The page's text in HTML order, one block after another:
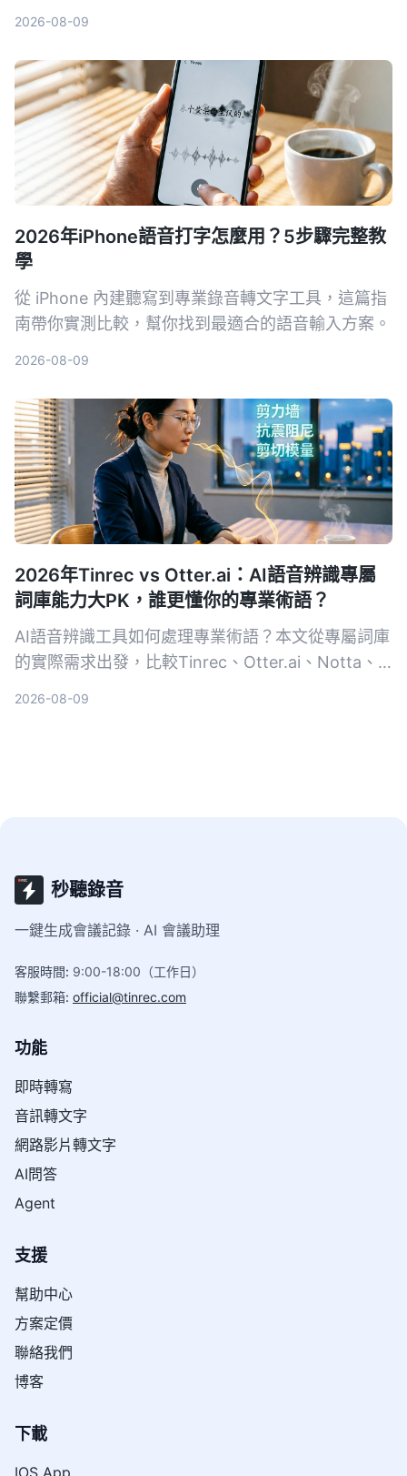
2026-08-09
2026年iPhone語音打字怎麼用？5步驟完整教
學
從 iPhone 內建聽寫到專業錄音轉文字工具，這篇指
南帶你實測比較，幫你找到最適合的語音輸入方案。
2026-08-09
2026年Tinrec vs Otter.ai：AI語音辨識專屬
詞庫能力大PK，誰更懂你的專業術語？
AI語音辨識工具如何處理專業術語？本文從專屬詞庫
的實際需求出發，比較Tinrec、Otter.ai、Notta、
2026-08-09
秒聽錄音
一鍵生成會議記錄 · AI 會議助理
客服時間: 9:00-18:00（工作日）
聯繫郵箱: official@tinrec.com
功能
即時轉寫
音訊轉文字
網路影片轉文字
AI問答
Agent
支援
幫助中心
方案定價
聯絡我們
博客
下載